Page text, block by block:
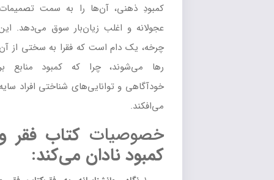
کمبودِ ذهنی، آن‌ها را به سمت تصمیمات
عجولانه و اغلب زیان‌بار سوق می‌دهد. این
چرخه، یک دام است که فقرا به سختی از آن
رها می‌شوند، چرا که کمبود منابع بر
خودآگاهی و توانایی‌های شناختی افراد سایه
می‌افکند.
خصوصیاتکتاب فقر و
کمبود نادان می‌کند: